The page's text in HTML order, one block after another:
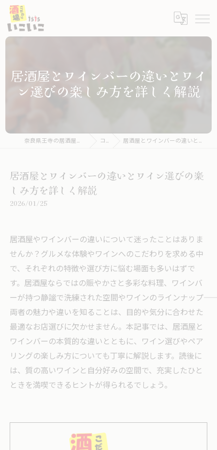
居酒屋とワインバーの違いとワイ
ン選びの楽しみ方を詳しく解説
奈良県王寺の居酒屋ならこだわり酒場いこいこ コラム 居酒屋とワインバーの違いとワイン選びの楽しみ方を詳しく解説
居酒屋とワインバーの違いとワイン選びの楽
しみ方を詳しく解説
2026/01/25
居酒屋やワインバーの違いについて迷ったことはありま
せんか？グルメな体験やワインへのこだわりを求める中
で、それぞれの特徴や選び方に悩む場面も多いはずで
す。居酒屋ならではの賑やかさと多彩な料理、ワインバ
ーが持つ静謐で洗練された空間やワインのラインナップ――
両者の魅力や違いを知ることは、目的や気分に合わせた
最適なお店選びに欠かせません。本記事では、居酒屋と
ワインバーの本質的な違いとともに、ワイン選びやペア
リングの楽しみ方についても丁寧に解説します。読後に
は、質の高いワインと自分好みの空間で、充実したひと
ときを満喫できるヒントが得られるでしょう。